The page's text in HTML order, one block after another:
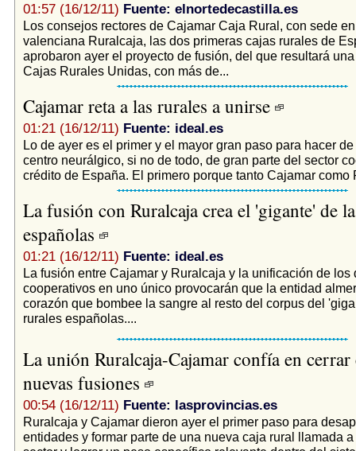
01:57 (16/12/11) Fuente: elnortedecastilla.es
Los consejos rectores de Cajamar Caja Rural, con sede
valenciana Ruralcaja, las dos primeras cajas rurales de
aprobaron ayer el proyecto de fusión, del que resultará
Cajas Rurales Unidas, con más de...
Cajamar reta a las rurales a unirse
01:21 (16/12/11) Fuente: ideal.es
Lo de ayer es el primer y el mayor gran paso para hacer
centro neurálgico, si no de todo, de gran parte del sector
crédito de España. El primero porque tanto Cajamar como
La fusión con Ruralcaja crea el 'gigante' de
españolas
01:21 (16/12/11) Fuente: ideal.es
La fusión entre Cajamar y Ruralcaja y la unificación de los
cooperativos en uno único provocarán que la entidad
corazón que bombee la sangre al resto del corpus del
rurales españolas....
La unión Ruralcaja-Cajamar confía en cerrar
nuevas fusiones
00:54 (16/12/11) Fuente: lasprovincias.es
Ruralcaja y Cajamar dieron ayer el primer paso para
entidades y formar parte de una nueva caja rural llamada